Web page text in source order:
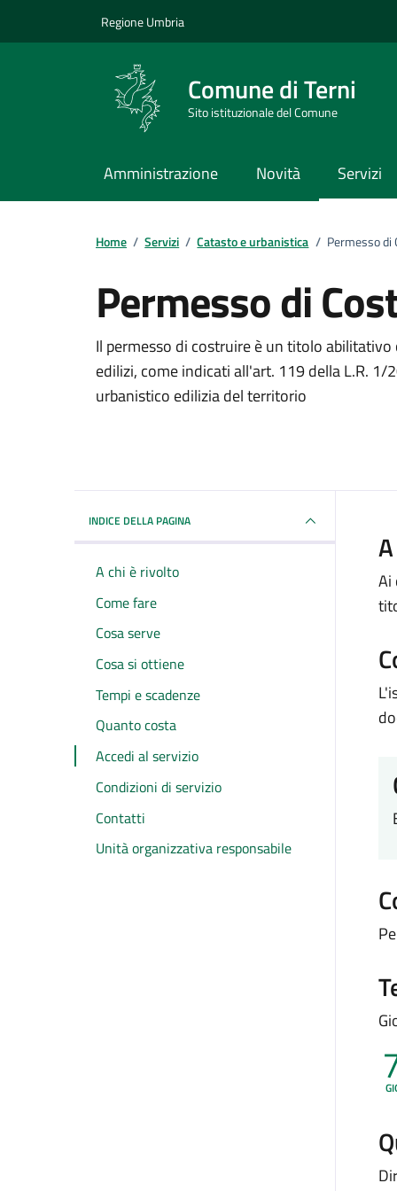
Regione Umbria
Comune di Terni
Sito istituzionale del Comune
Amministrazione Novità Servizi
Home / Servizi / Catasto e urbanistica / Permesso di
Permesso di
Dettagli del
Il permesso di costruire è un titolo
edilizi, come indicati all'art. 119 della L.R.
urbanistico edilizia del territorio
INDICE DELLA PAGINA
A chi è rivolto
Come fare
Cosa serve
Cosa si ottiene
Tempi e scadenze
Quanto costa
Accedi al servizio
Condizioni di servizio
Contatti
Unità organizzativa responsabile
Ai